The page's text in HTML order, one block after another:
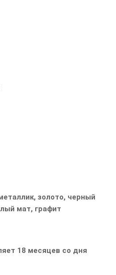
золото, черный
мат, графит
18 месяцев со дня